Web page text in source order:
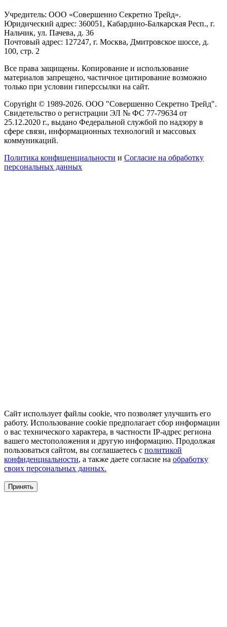
Учредитель: ООО «Совершенно Секретно Трейд».
Юридический адрес: 360051, Кабардино-Балкарская Респ., г.
Нальчик, ул. Пачева, д. 36
Почтовый адрес: 127247, г. Москва, Дмитровское шоссе, д.
100, стр. 2
Все права защищены. Копирование и использование
материалов запрещено, частичное цитирование возможно
только при условии гиперссылки на сайт.
Copyright © 1989-2026. ООО "Совершенно Секретно Трейд".
Свидетельство о регистрации ЭЛ № ФС 77-79634 от
25.12.2020 г., выдано Федеральной службой по надзору в
сфере связи, информационных технологий и массовых
коммуникаций.
Политика конфиценциальности и Согласие на обработку
персональных данных
Сайт использует файлы cookie, что позволяет улучшить его
работу. Использование cookie предполагает сбор информации
о вас технического характера, в частности IP-адрес региона
вашего местоположения и другую информацию. Продолжая
пользоваться сайтом, вы соглашаетесь с политикой
конфиденциальности, а также даете согласие на обработку
своих персональных данных.
Принять